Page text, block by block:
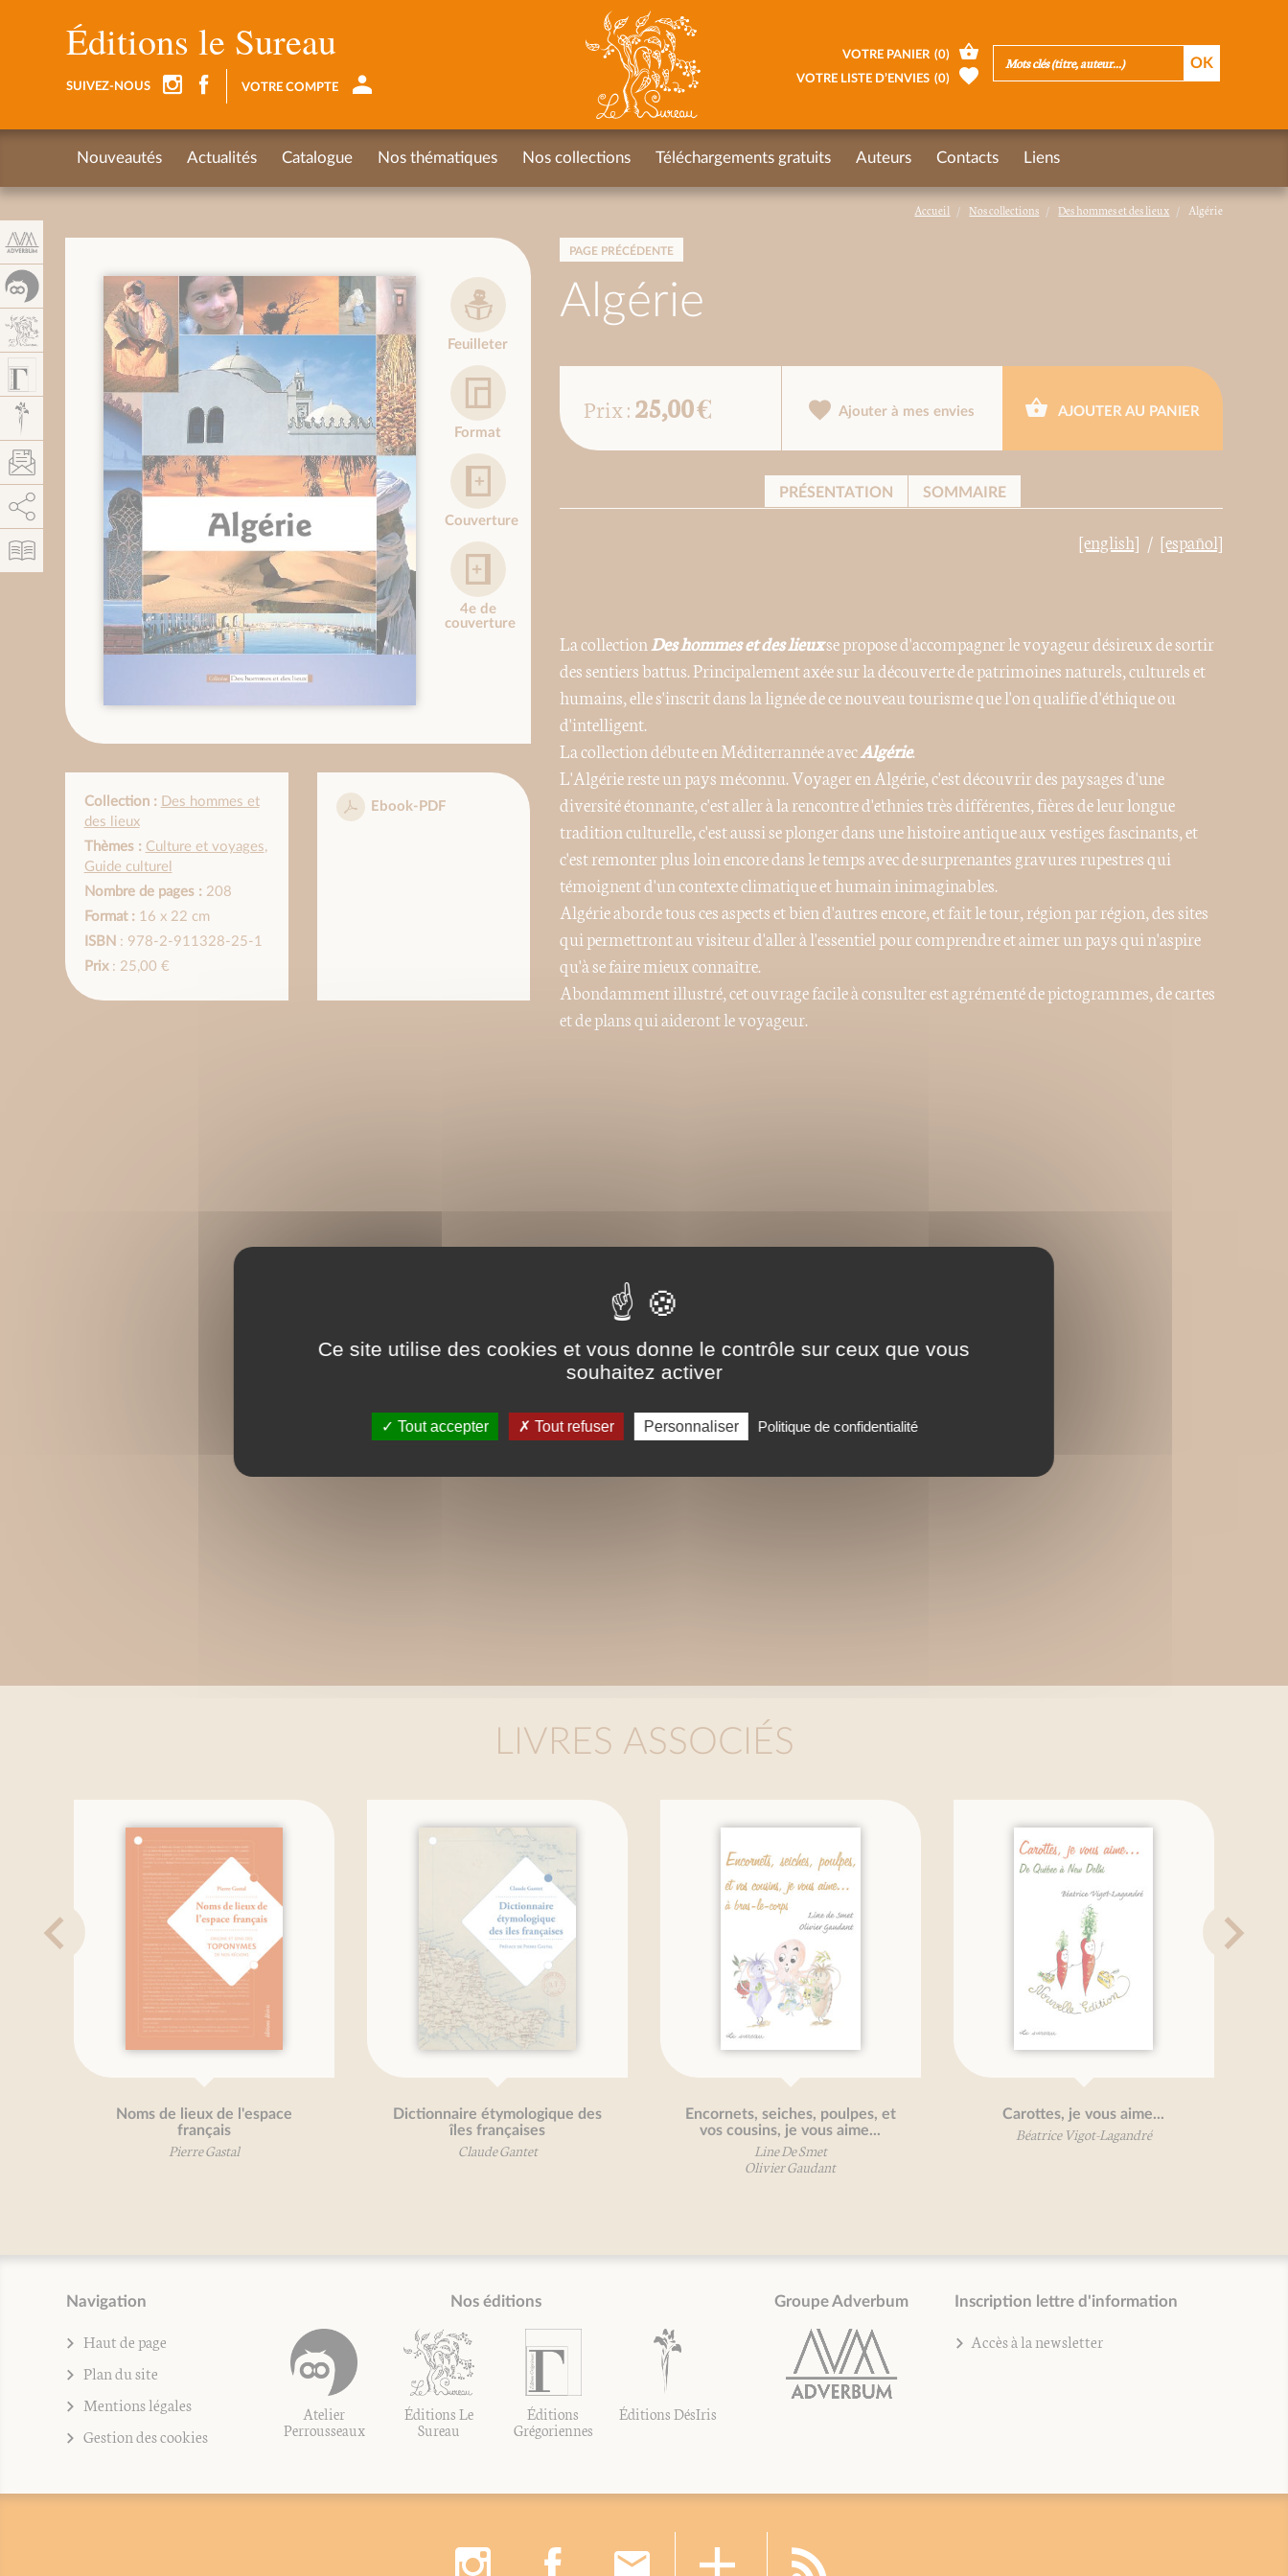
Accueil Nos collections Des hommes et des lieux Algérie
PAGE PRÉCÉDENTE
Algérie
Feuilleter
Format
Couverture
4e de
couverture
Collection : Des hommes et
des lieux
Thèmes : Culture et voyages,
Guide culturel
Nombre de pages :208
Format :16 x 22 cm
ISBN : 978-2-911328-25-1
Prix: 25,00 €
Ebook-PDF
Prix :25,00 € Ajouter à mes envies AJOUTER AU PANIER
PRÉSENTATION SOMMAIRE
[english] [español]
La collectionDes hommes et des lieuxse propose d'accompagner le voyageur désireux de sortir
des sentiers battus. Principalement axée sur la découverte de patrimoines naturels, culturels et
humains, elle s'inscrit dans la lignée de ce nouveau tourisme que l'on qualifie d'éthique ou
d'intelligent.
La collection débute en Méditerrannée avecAlgérie.
L'Algérie reste un pays méconnu. Voyager en Algérie, c'est découvrir des paysages d'une
diversité étonnante, c'est aller à la rencontre d'ethnies très différentes, fières de leur longue
tradition culturelle, c'est aussi se plonger dans une histoire antique aux vestiges fascinants, et
c'est remonter plus loin encore dans le temps avec de surprenantes gravures rupestres qui
témoignent d'un contexte climatique et humain inimaginables.
Algérie aborde tous ces aspects et bien d'autres encore, et fait le tour, région par région, des sites
qui permettront au visiteur d'aller à l'essentiel pour comprendre et aimer un pays qui n'aspire
qu'à se faire mieux connaître.
Abondamment illustré, cet ouvrage facile à consulter est agrémenté de pictogrammes, de cartes
et de plans qui aideront le voyageur.
LIVRES ASSOCIÉS
de lieux de l'espace
Dictionnaire étymologique des
Encornets, seiches, poulpes, et
vos cousins, je vous aime...
Carottes, je vous aime...
Béatrice Vigot-Lagandré
Courgettes, je vous
Navigation
Haut de page
Plan du site
Mentions légales
Gestion des cookies
Nos éditions
Atelier
Perrousseaux
Éditions Le
Sureau
Éditions
Grégoriennes
Éditions DésIris
Groupe Adverbum Inscription lettre d'information
Accès à la newsletter
Éditions le Sureau
SUIVEZ-NOUS VOTRE COMPTE
VOTRE PANIER (0)
VOTRE LISTE D’ENVIES (0)
Nouveautés Actualités Catalogue Nos thématiques Nos collections Téléchargements gratuits Auteurs Contacts Liens
AddThis est désactivé. Autoriser
Ce site utilise des cookies et vous donne le contrôle sur ceux que vous
souhaitez activer
Tout accepter Tout refuser Personnaliser Politique de confidentialité